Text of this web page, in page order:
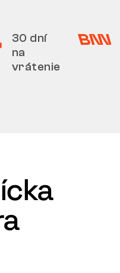
30 dní
na
vrátenie